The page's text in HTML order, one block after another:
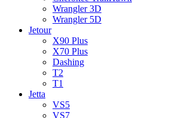
Wrangler 3D
Wrangler 5D
Jetour
X90 Plus
X70 Plus
Dashing
T2
T1
Jetta
VS5
VS7